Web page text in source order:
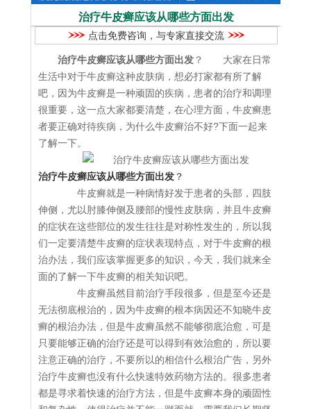
治疗牛皮癣应该从哪些方面出发
点击免费咨询，与专家直接交流
治疗牛皮癣应该从哪些方面出发 ？ 大家在日常
生活中对于牛皮癣这种皮肤病，想必打家都有所了解
吧，因为牛皮癣是一种顽固的疾病，患者的治疗和调理
很重要，这一点大家都要清楚，在心理方面，牛皮癣患
者要正确对待疾病，为什么牛皮癣治不好?下面一起来
了解一下。
治疗牛皮癣应该从哪些方面出发 ？
牛皮癣就是一种病情好发于患者的头部，四肢
伸侧，尤以肘膝伸侧及腰部的慢性皮肤病，并且牛皮癣
的症状在这些部位的发生往往是对称性发生的，所以我
们一定要清楚牛皮癣的症状表现特点，对于牛皮癣的根
治办法，我们应该掌握更多的知识，今天，我们就来全
面的了解一下牛皮癣的相关知识吧。
牛皮癣虽然目前治疗手段很多，但是至今还是
无法彻底根治的，因为牛皮癣的根本病因还不知晓牛皮
癣的根治办法，但是牛皮癣虽然不能够彻底治愈，可是
只要能够正确的治疗还是可以得到有效治愈的，所以要
注意正确的治疗，不要所以的相信什么根治广告，另外
治疗牛皮癣也没有什么快速特效药物方法的。很多患者
都是寻求着快速的治疗方法，但是牛皮癣本身的顽固性